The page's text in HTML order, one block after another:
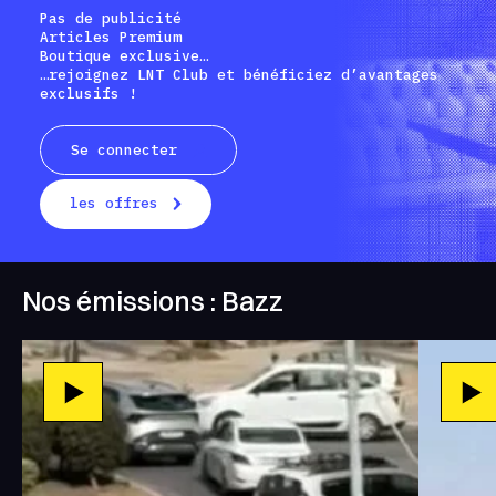
Pas de publicité
Articles Premium
Boutique exclusive…
…rejoignez LNT Club et bénéficiez d’avantages
exclusifs !
Se connecter
les offres
Nos émissions : Bazz